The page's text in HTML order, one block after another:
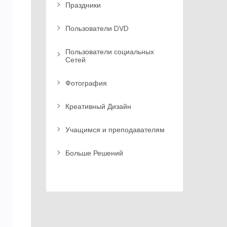
Праздники
Пользователи DVD
Пользователи социальных
Сетей
Фотография
Креативный Дизайн
Учащимся и преподавателям
Больше Решений